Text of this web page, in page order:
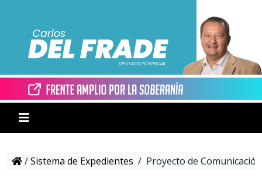
/Sistema de Expedientes / Proyecto de